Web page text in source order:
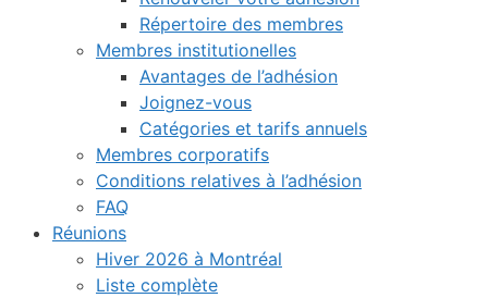
Répertoire des membres
Membres institutionelles
Avantages de l’adhésion
Joignez-vous
Catégories et tarifs annuels
Membres corporatifs
Conditions relatives à l’adhésion
FAQ
Réunions
Hiver 2026 à Montréal
Liste complète